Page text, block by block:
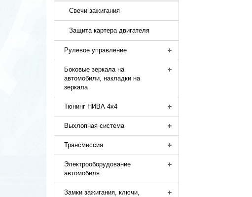
Свечи зажигания
Защита картера двигателя
Рулевое управление
Боковые зеркала на
автомобили, накладки на
зеркала
Тюнинг НИВА 4х4
Выхлопная система
Трансмиссия
Электрооборудование
автомобиля
Замки зажигания, ключи,